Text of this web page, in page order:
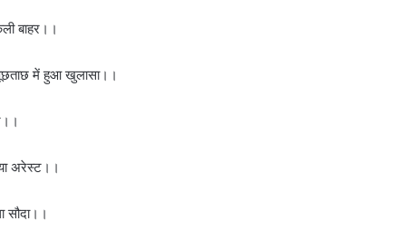
बाहर।।
में हुआ खुलासा।।
अरेस्ट।।
सौदा।।